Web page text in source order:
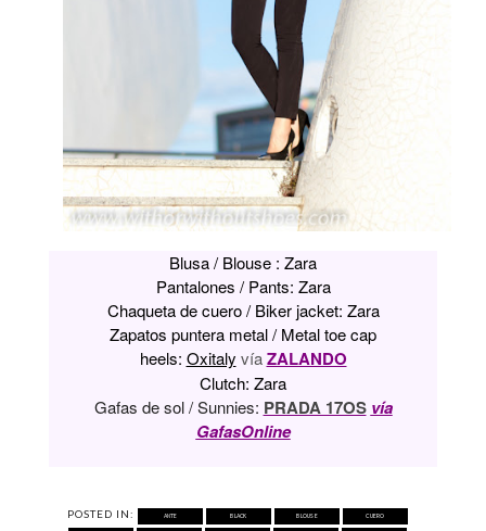
Blusa / Blouse : Zara
Pantalones / Pants: Zara
Chaqueta de cuero / Biker jacket: Zara
Zapatos puntera metal / Metal toe cap
heels: Oxitaly víaZALANDO
Clutch: Zara
Gafas de sol / Sunnies: PRADA 17OS vía
GafasOnline
POSTED IN: ANTE BLACK BLOUSE CUERO